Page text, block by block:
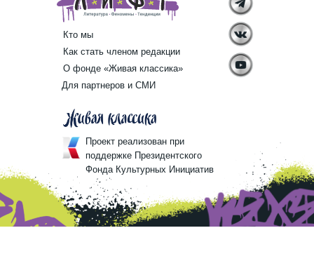
Проект реализован при
поддержке Президентского
Фонда Культурных Инициатив
Кто мы
Как стать членом редакции
О фонде «Живая классика»
Для партнеров и СМИ